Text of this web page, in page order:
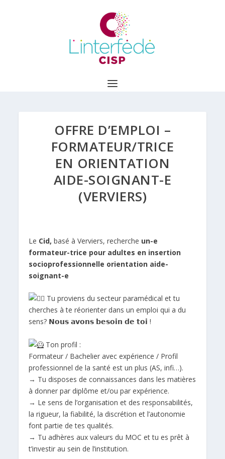
OFFRE D’EMPLOI –
FORMATEUR/TRICE
EN ORIENTATION
AIDE-SOIGNANT-E
(VERVIERS)
Le Cid, basé à Verviers, recherche un-e
formateur-trice pour adultes en insertion
socioprofessionnelle orientation aide-
soignant-e
Tu proviens du secteur paramédical et tu
cherches à te réorienter dans un emploi qui a du
sens? 𝗡𝗼𝘂𝘀 𝗮𝘃𝗼𝗻𝘀 𝗯𝗲𝘀𝗼𝗶𝗻 𝗱𝗲 𝘁𝗼𝗶 !
Ton profil :
Formateur / Bachelier avec expérience / Profil
professionnel de la santé est un plus (AS, infi…).
→ Tu disposes de connaissances dans les matières
à donner par diplôme et/ou par expérience.
→ Le sens de l’organisation et des responsabilités,
la rigueur, la fiabilité, la discrétion et l’autonomie
font partie de tes qualités.
→ Tu adhères aux valeurs du MOC et tu es prêt à
t’investir au sein de l’institution.